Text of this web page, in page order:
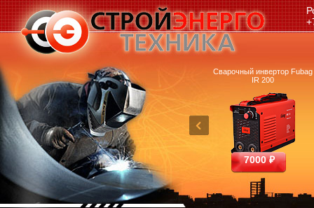
аппарат Ресанта
САИПА-200 ММА
25390 ₽
Машина термической резки
FUBAG INCUT10
460700 ₽
Сварочный инвертор Fubag
IR 200
7000 ₽